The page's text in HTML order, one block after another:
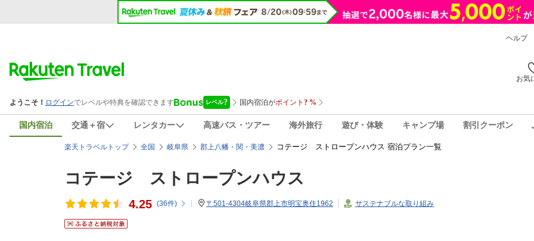
ヘルプ
お気
国内宿泊 交通＋宿 レンタカー 高速バス・ツアー 海外旅行 遊び・体験 キャンプ場 割引クーポン
楽天トラベルトップ 全国 岐阜県 郡上八幡・関・美濃 コテージ ストロープンハウス 宿泊プラン一覧
コテージ ストロープンハウス
4.25 (36件) 〒501-4304岐阜県郡上市明宝奥住1962 サステナブルな取り組み